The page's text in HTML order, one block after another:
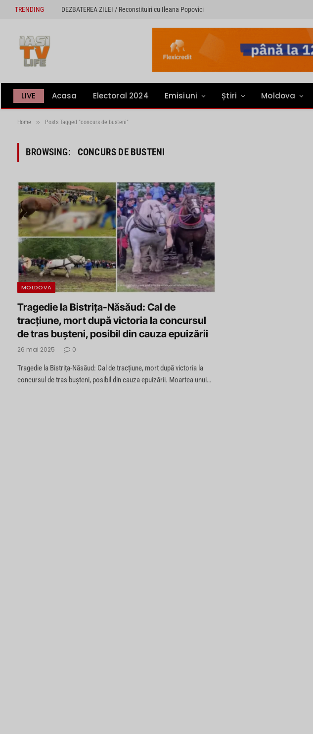
TRENDING DEZBATEREA ZILEI / Reconstituiri cu Ileana Popovici
LIVE Acasa Electoral 2024 Emisiuni Știri Moldova
Home » Posts Tagged "concurs de busteni"
BROWSING: CONCURS DE BUSTENI
MOLDOVA
Tragedie la Bistrița-Năsăud: Cal de
tracțiune, mort după victoria la concursul
de tras bușteni, posibil din cauza epuizării
26 mai 2025 0
Tragedie la Bistrița-Năsăud: Cal de tracțiune, mort după victoria la
concursul de tras bușteni, posibil din cauza epuizării. Moartea unui…